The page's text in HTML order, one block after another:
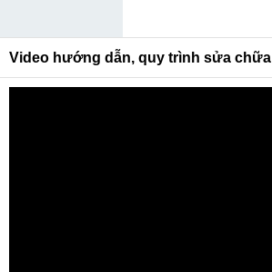
Video hướng dẫn, quy trình sửa chữa